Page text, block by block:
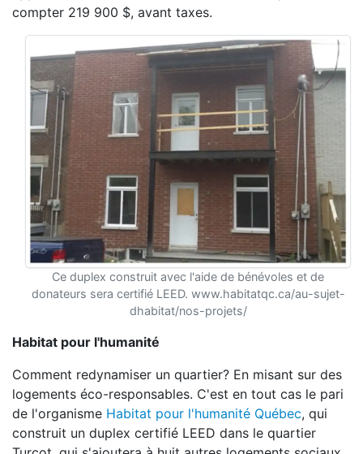
compter 219 900 $, avant taxes.
Ce duplex construit avec l'aide de bénévoles et de
donateurs sera certifié LEED. www.habitatqc.ca/au-sujet-
dhabitat/nos-projets/
Habitat pour l'humanité
Comment redynamiser un quartier? En misant sur des
logements éco-responsables. C'est en tout cas le pari
de l'organisme Habitat pour l'humanité Québec, qui
construit un duplex certifié LEED dans le quartier